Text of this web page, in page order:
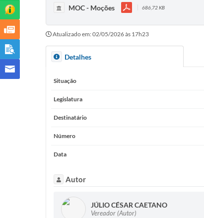
MOC - Moções 686,72 KB
Atualizado em: 02/05/2026 às 17h23
Detalhes
Situação
Legislatura
Destinatário
Número
Data
Autor
JÚLIO CÉSAR CAETANO
Vereador (Autor)